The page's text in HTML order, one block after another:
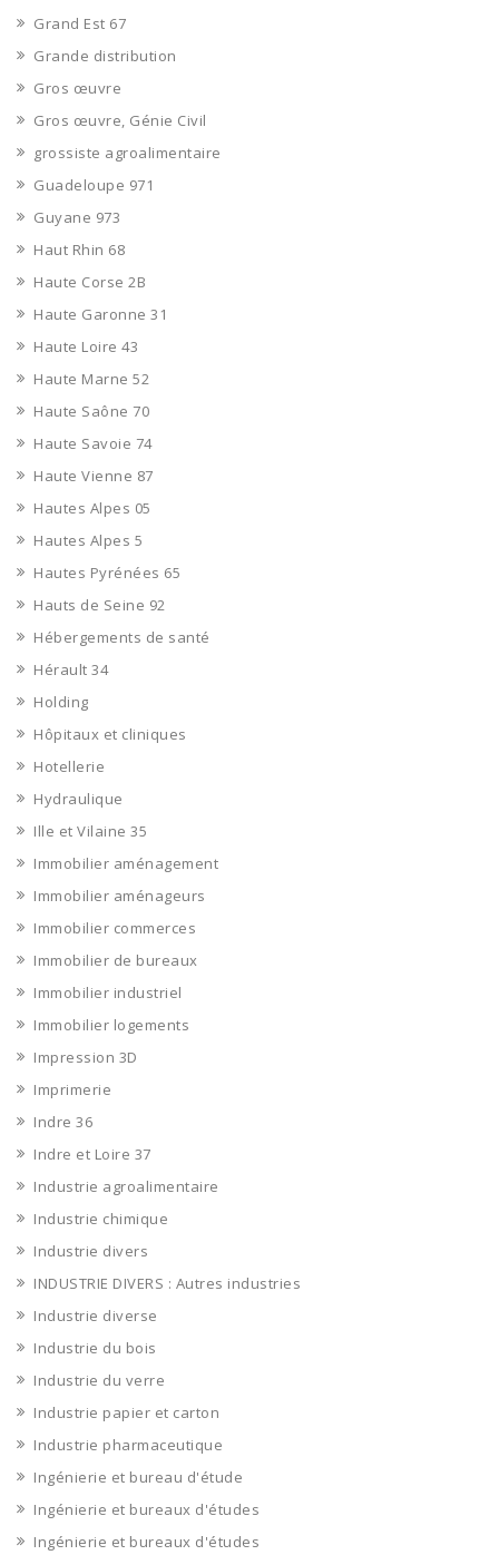
Grand Est 67
Grande distribution
Gros œuvre
Gros œuvre, Génie Civil
grossiste agroalimentaire
Guadeloupe 971
Guyane 973
Haut Rhin 68
Haute Corse 2B
Haute Garonne 31
Haute Loire 43
Haute Marne 52
Haute Saône 70
Haute Savoie 74
Haute Vienne 87
Hautes Alpes 05
Hautes Alpes 5
Hautes Pyrénées 65
Hauts de Seine 92
Hébergements de santé
Hérault 34
Holding
Hôpitaux et cliniques
Hotellerie
Hydraulique
Ille et Vilaine 35
Immobilier aménagement
Immobilier aménageurs
Immobilier commerces
Immobilier de bureaux
Immobilier industriel
Immobilier logements
Impression 3D
Imprimerie
Indre 36
Indre et Loire 37
Industrie agroalimentaire
Industrie chimique
Industrie divers
INDUSTRIE DIVERS : Autres industries
Industrie diverse
Industrie du bois
Industrie du verre
Industrie papier et carton
Industrie pharmaceutique
Ingénierie et bureau d'étude
Ingénierie et bureaux d'études
Ingénierie et bureaux d'études